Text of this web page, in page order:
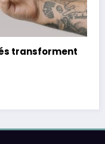
de 2025